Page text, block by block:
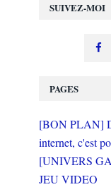
SUIVEZ-MOI
PAGES
[BON PLAN]
internet, c'est
[UNIVERS
JEU VIDEO